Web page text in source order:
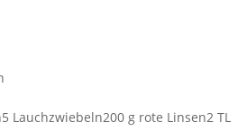
Lauchzwiebeln200 g rote Linsen2 TL